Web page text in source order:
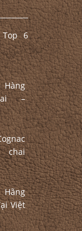
Top 6
Hàng
–
Hãng
Việt